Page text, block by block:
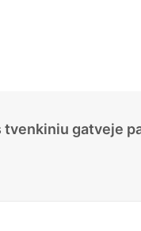
tvenkiniu gatveje